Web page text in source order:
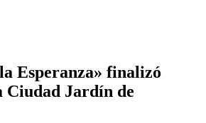
Esperanza» finalizó
Ciudad Jardín de